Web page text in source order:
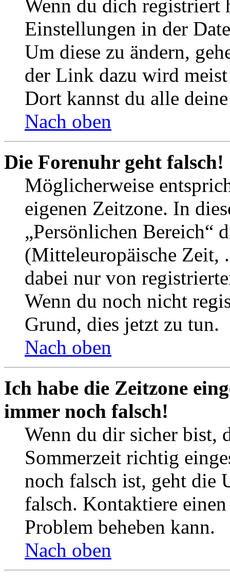
Wenn du dich registriert
Einstellungen in der
Um diese zu ändern,
der Link dazu wird
Dort kannst du alle
Nach oben
Die Forenuhr geht falsch!
Möglicherweise
eigenen Zeitzone. In
„Persönlichen Bereich“
(Mitteleuropäische Zeit,
dabei nur von
Wenn du noch nicht
Grund, dies jetzt zu tun.
Nach oben
Ich habe die Zeitzone
immer noch falsch!
Wenn du dir sicher bist,
Sommerzeit richtig
noch falsch ist, geht die
falsch. Kontaktiere
Problem beheben kann.
Nach oben